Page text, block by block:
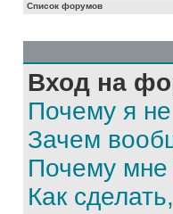
Список форумов
Вход на
Почему я
Зачем
Почему мне
Как